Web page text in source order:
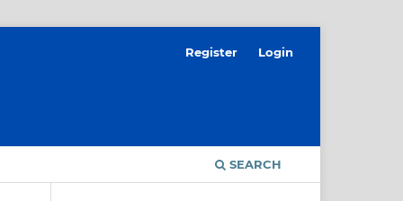
SEARCH
Register Login